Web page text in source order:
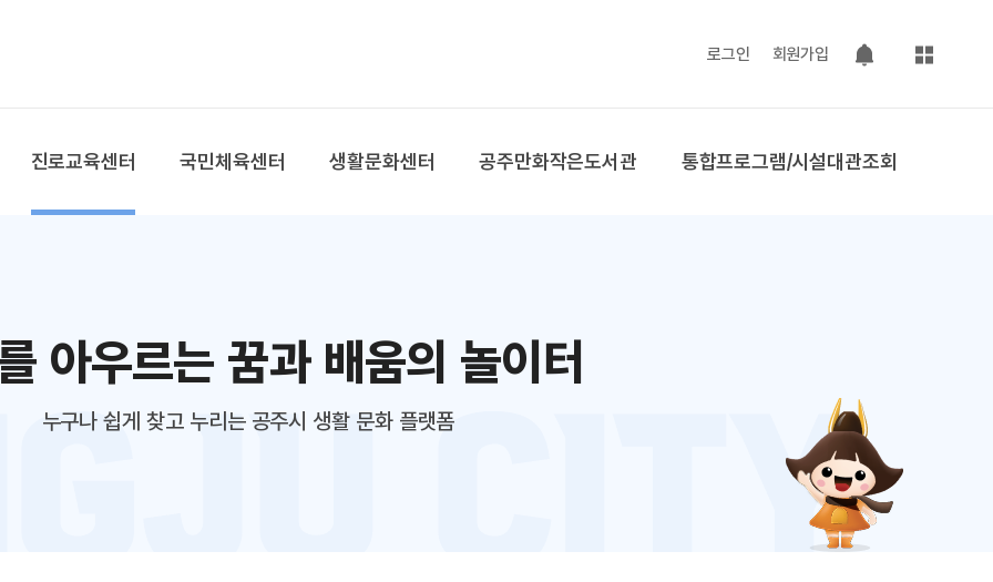
로그인 회원가입
팝업 열기
사이트맵
진로교육센터 국민체육센터 생활문화센터 공주만화작은도서관 통합프로그램/시설대관조회
아우르는 꿈과 배움의 놀이터
누구나 쉽게 찾고 누리는 공주시 생활 문화 플랫폼